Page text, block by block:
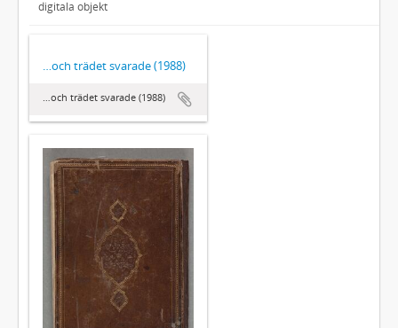
digitala objekt
…och trädet svarade (1988)
…och trädet svarade (1988)